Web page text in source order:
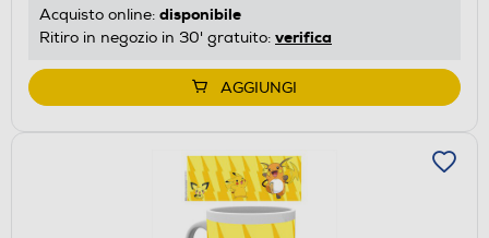
Acquisto online: disponibile
Ritiro in negozio in 30' gratuito: verifica
AGGIUNGI